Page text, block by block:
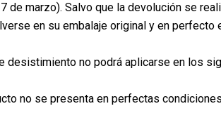
de marzo). Salvo que la devolución se
en su embalaje original y en perfecto
desistimiento no podrá aplicarse en los
no se presenta en perfectas